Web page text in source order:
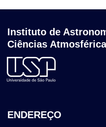
Instituto de
Ciências
ENDEREÇO